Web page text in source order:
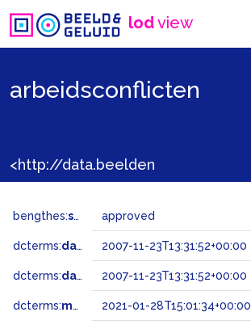
lodview
arbeidsconflicten
bengthes:status approved
dcterms:dateAccepted 2007-11-23T13:31:52+00:00
dcterms:dateSubmitted 2007-11-23T13:31:52+00:00
dcterms:modified 2021-01-28T15:01:34+00:00